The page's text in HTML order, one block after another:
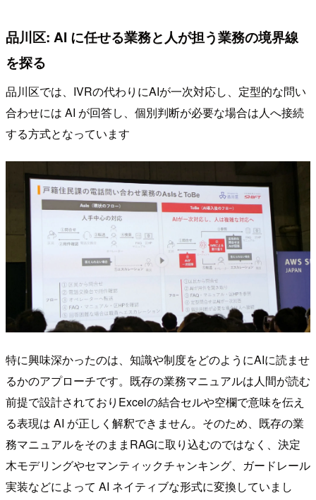
品川区: AI に任せる業務と人が担う業務の境界線
を探る
品川区では、IVRの代わりにAIが一次対応し、定型的な問い
合わせには AI が回答し、個別判断が必要な場合は人へ接続
する方式となっています
特に興味深かったのは、知識や制度をどのようにAIに読ませ
るかのアプローチです。既存の業務マニュアルは人間が読む
前提で設計されておりExcelの結合セルや空欄で意味を伝え
る表現は AI が正しく解釈できません。そのため、既存の業
務マニュアルをそのままRAGに取り込むのではなく、決定
木モデリングやセマンティックチャンキング、ガードレール
実装などによって AI ネイティブな形式に変換していまし